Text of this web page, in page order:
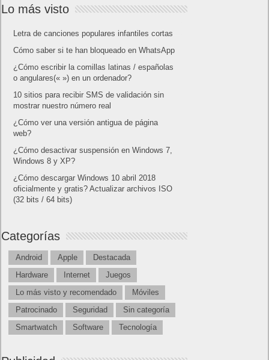
Lo más visto
Letra de canciones populares infantiles cortas
Cómo saber si te han bloqueado en WhatsApp
¿Cómo escribir la comillas latinas / españolas
o angulares(« ») en un ordenador?
10 sitios para recibir SMS de validación sin
mostrar nuestro número real
¿Cómo ver una versión antigua de página
web?
¿Cómo desactivar suspensión en Windows 7,
Windows 8 y XP?
¿Cómo descargar Windows 10 abril 2018
oficialmente y gratis? Actualizar archivos ISO
(32 bits / 64 bits)
Categorías
Android Apple
Destacada
Hardware
Internet
Juegos
Lo más visto y recomendado
Móviles
Patrocinado
Seguridad
Sin categoría
Smartwatch
Software Tecnología